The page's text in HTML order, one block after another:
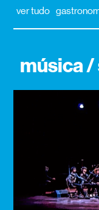
ver tudo
música